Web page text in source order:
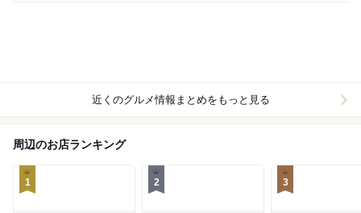
近くのグルメ情報まとめをもっと見る
周辺のお店ランキング
1 2 3